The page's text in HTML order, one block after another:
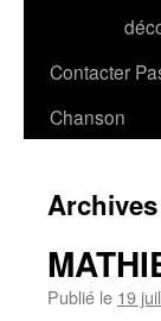
Contacter
Chanson
Publié le 19